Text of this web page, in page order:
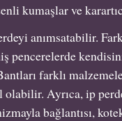
kumaşlar ve
anımsatabilir.
pencerelerde
farklı
olabilir. Ayrıca, ip
bağlantısı,